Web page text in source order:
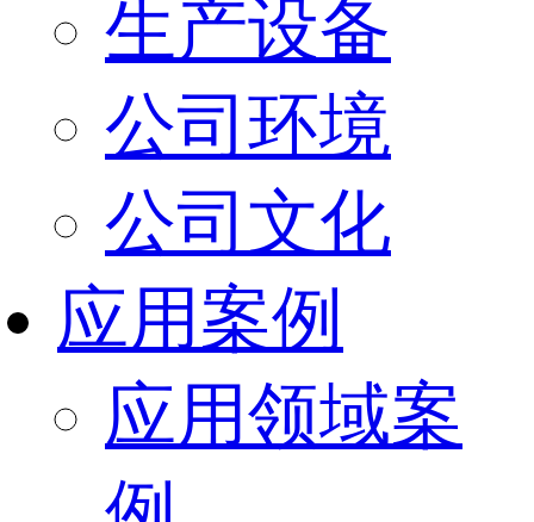
生产设备
公司环境
公司文化
应用案例
应用领域案